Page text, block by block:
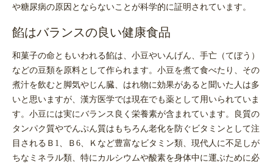
や糖尿病の原因とならないことが科学的に証明されています。
餡はバランスの良い健康食品
和菓子の命ともいわれる餡は、小豆やいんげん、手亡（てぼう）
などの豆類を原料として作られます。小豆を煮て食べたり、その
煮汁を飲むと脚気やじん臓、はれ物に効果があると聞いた人は多
いと思いますが、漢方医学では現在でも薬として用いられていま
す。小豆には実にバランス良く栄養素が含まれています。良質の
タンパク質やでんぷん質はもちろん老化を防ぐビタミンとして注
目されるＢ1、Ｂ6、Ｋなど豊富なビタミン類、現代人に不足しが
ちなミネラル類、特にカルシウムや酸素を身体中に運ぶために必